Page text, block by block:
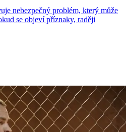
nebezpečný problém, který může
se objeví příznaky, raději